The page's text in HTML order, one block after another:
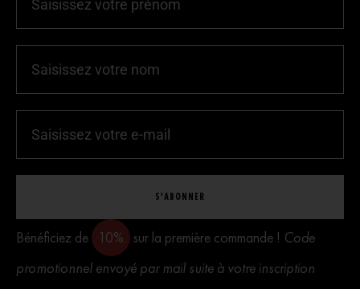
S'ABONNER
Bénéficiez de 10% sur la première commande ! Code
promotionnel envoyé par mail suite à votre inscription